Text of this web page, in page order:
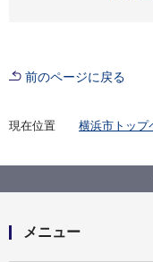
前のページに戻る
現在位置 横浜市トップ
港の見える
活用について
メニュー